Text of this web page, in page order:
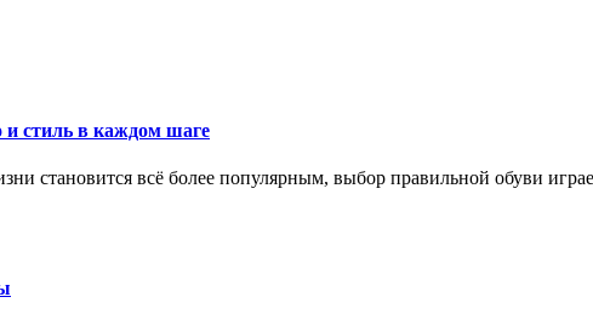
и стиль в каждом шаге
становится всё более популярным, выбор правильной обуви